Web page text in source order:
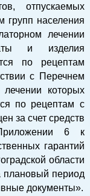
отпускаемых
групп населения
лечении
и изделия
по рецептам
с Перечнем
которых
по рецептам с
за счет средств
6 к
гарантий
области
плановый период
документы».